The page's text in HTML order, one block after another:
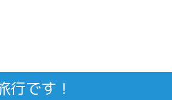
です！